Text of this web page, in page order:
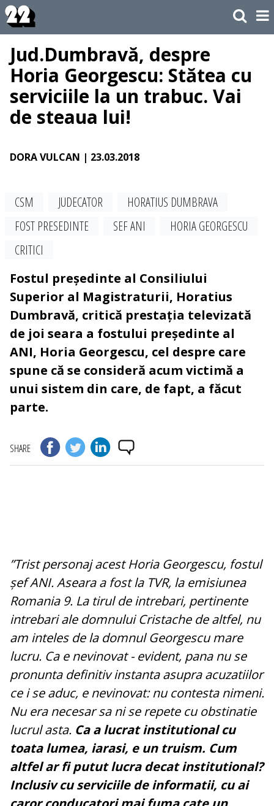
Jud.Dumbravă, despre
Horia Georgescu: Stătea cu
serviciile la un trabuc. Vai
de steaua lui!
DORA VULCAN | 23.03.2018
CSM JUDECATOR
HORATIUS DUMBRAVA
FOST PRESEDINTE
SEF ANI
HORIA GEORGESCU
CRITICI
Fostul președinte al Consiliului
Superior al Magistraturii, Horatius
Dumbravă, critică prestația televizată
de joi seara a fostului președinte al
ANI, Horia Georgescu, cel despre care
spune că se consideră acum victimă a
unui sistem din care, de fapt, a făcut
parte.
SHARE
”Trist personaj acest Horia Georgescu, fostul
șef ANI. Aseara a fost la TVR, la emisiunea
Romania 9. La tirul de intrebari, pertinente
intrebari ale domnului Cristache de altfel, nu
am inteles de la domnul Georgescu mare
lucru. Ca e nevinovat - evident, pana nu se
pronunta definitiv instanta asupra acuzatiilor
ce i se aduc, e nevinovat: nu contesta nimeni.
Nu era necesar sa ni se repete cu obstinatie
lucrul asta. Ca a lucrat institutional cu
toata lumea, iarasi, e un truism. Cum
altfel ar fi putut lucra decat institutional?
Inclusiv cu serviciile de informatii, cu ai